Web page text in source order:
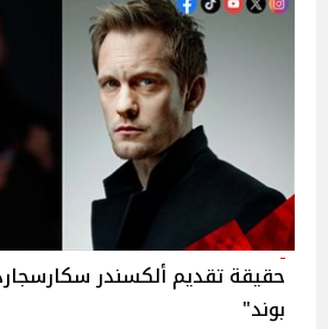
حقيقة تقديم ألكسندر
بوند"